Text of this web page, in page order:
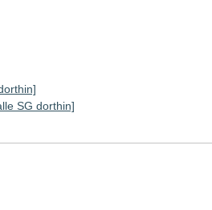
SG dorthin]